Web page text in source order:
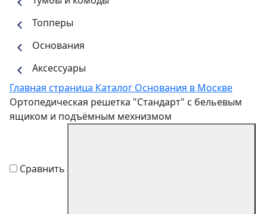
Топперы
Основания
Аксессуары
Главная страница Каталог Основания в Москве
Ортопедическая решетка "Стандарт" с бельевым
ящиком и подъёмным мехнизмом
Сравнить